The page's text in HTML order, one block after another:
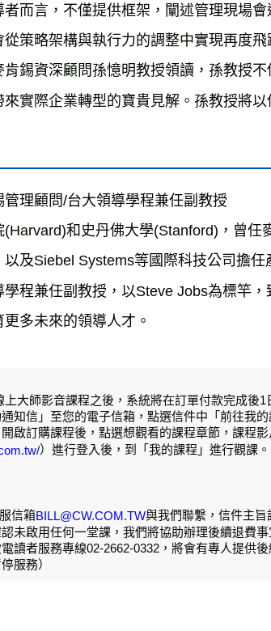
而言，不僅提供框架，闡述管理現場
從策略架構與執行力的調整中實現再度飛
肯錫資深顧問孫憶明教授領讀，孫教授
實際企業轉型的寶貴見解。孫教授將
理顧問/台大領導學程兼任副教授
和史丹佛大學(Stanford)，曾
及Siebel Systems等國際科技公司擔任
程兼任副教授，以Steve Jobs為標竿
多未來的領導人才。
上大師影音課程之後，系統將在訂單付款完成後
通知信」至您的電子信箱，點選信件中「前往我
啟訂購課程後，點選想觀看的課程章節，課程
）進行登入後，到「我的課程」進行觀課。
信箱BILL@CW.COM.TW與我們聯繫，信件主
認未啟用任何一堂課，我們將協助辦理後續退費事
讀者服務專線02-2662-0332，將會有專人提供
服務）